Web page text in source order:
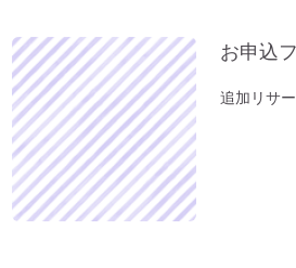
け」セミナー
１分間、美しい音色をお
オルゴール療法の音
「初詣」もいいけれど、
が吉。「年末詣」「大祓
のススメ。
お申込
追加リサ